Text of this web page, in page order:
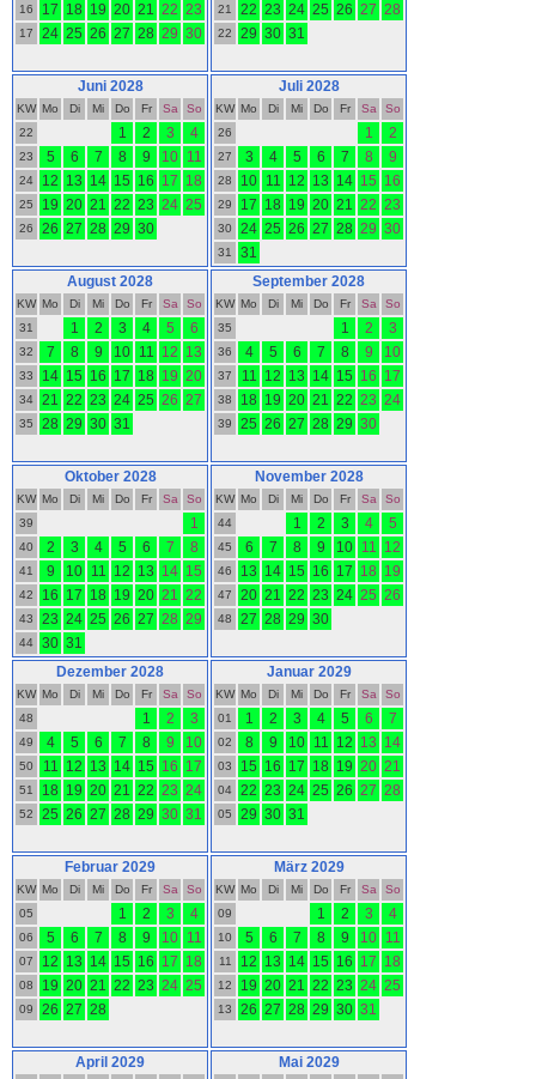
16 17 18 19 20 21 22 23
17 24 25 26 27 28 29 30
21 22 23 24 25 26 27 28
22 29 30 31
Juni 2028
KW Mo Di Mi Do Fr Sa
So
22
1 2 3 4
23 5 6 7 8 9 10 11
24 12 13 14 15 16 17 18
25 19 20 21 22 23 24 25
26 26 27 28 29 30
Juli 2028
KW Mo Di Mi Do Fr Sa
So
26
1 2
27 3 4 5 6 7 8 9
28 10 11 12 13 14 15 16
29 17 18 19 20 21 22 23
30 24 25 26 27 28 29 30
31
31
August 2028
KW Mo Di Mi Do Fr Sa
So
31
1 2 3 4 5 6
32 7 8 9 10 11 12 13
33 14 15 16 17 18 19 20
34 21 22 23 24 25 26 27
35 28 29 30 31
September 2028
KW Mo Di Mi Do Fr Sa
So
35
1 2 3
36 4 5 6 7 8 9 10
37 11 12 13 14 15 16 17
38 18 19 20 21 22 23 24
39 25 26 27 28 29 30
Oktober 2028
KW Mo Di Mi Do Fr Sa
So
39
1
40 2 3 4 5 6 7 8
41 9 10 11 12 13 14 15
42 16 17 18 19 20 21 22
43 23 24 25 26 27 28 29
44 30 31
November 2028
KW Mo Di Mi Do Fr Sa
So
44
1 2 3 4 5
45 6 7 8 9 10 11 12
46 13 14 15 16 17 18 19
47 20 21 22 23 24 25 26
48 27 28 29 30
Dezember 2028
KW Mo Di Mi Do Fr Sa
So
48
1 2 3
49 4 5 6 7 8 9 10
50 11 12 13 14 15 16 17
51 18 19 20 21 22 23 24
52 25 26 27 28 29 30 31
Januar 2029
KW Mo Di Mi Do Fr Sa
So
01
1 2 3 4 5 6 7
02 8 9 10 11 12 13 14
03 15 16 17 18 19 20 21
04 22 23 24 25 26 27 28
05 29 30 31
Februar 2029
KW Mo Di Mi Do Fr Sa
So
05
1 2 3 4
06 5 6 7 8 9 10 11
07 12 13 14 15 16 17 18
08 19 20 21 22 23 24 25
09 26 27 28
März 2029
KW Mo Di Mi Do Fr Sa
So
09
1 2 3 4
10 5 6 7 8 9 10 11
11 12 13 14 15 16 17 18
12 19 20 21 22 23 24 25
13 26 27 28 29 30 31
April 2029 Mai 2029